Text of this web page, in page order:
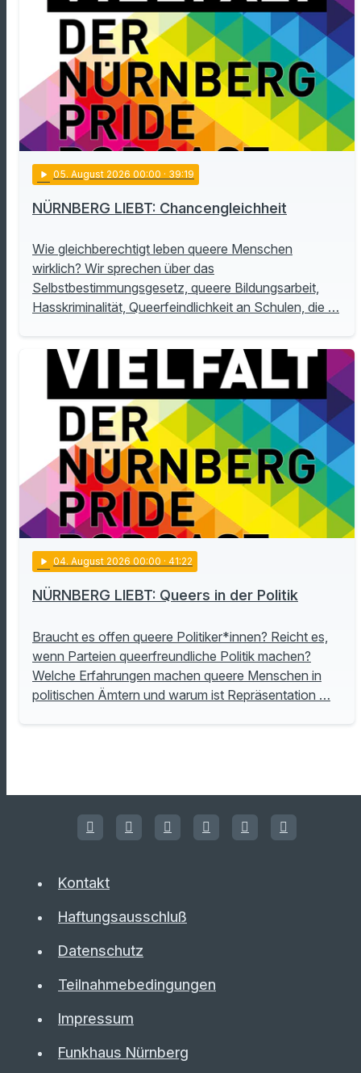
play_arrow 05. August 2026 00:00 · 39:19
NÜRNBERG LIEBT: Chancengleichheit
Wie gleichberechtigt leben queere Menschen
wirklich? Wir sprechen über das
Selbstbestimmungsgesetz, queere Bildungsarbeit,
Hasskriminalität, Queerfeindlichkeit an Schulen, die …
play_arrow 04. August 2026 00:00 · 41:22
NÜRNBERG LIEBT: Queers in der Politik
Braucht es offen queere Politiker*innen? Reicht es,
wenn Parteien queerfreundliche Politik machen?
Welche Erfahrungen machen queere Menschen in
politischen Ämtern und warum ist Repräsentation …
Kontakt
Haftungsausschluß
Datenschutz
Teilnahmebedingungen
Impressum
Funkhaus Nürnberg